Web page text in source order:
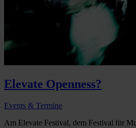
Elevate Openness?
Events & Termine
Am Elevate Festival, dem Festival für